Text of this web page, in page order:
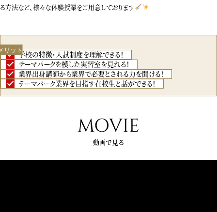
る方法など、様々な体験授業をご用意しております
リット学校の特徴・入試制度を理解できる！
テーマパークを模した実習室を見れる！
業界出身講師から業界で必要とされる力を聞ける！
テーマパーク業界を目指す在校生と話ができる！
MOVIE
動画で見る